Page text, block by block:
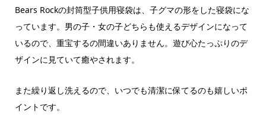
Bears Rockの封筒型子供用寝袋は、子グマの形をした寝袋にな
っています。男の子・女の子どちらも使えるデザインになって
いるので、重宝するの間違いありません。遊び心たっぷりのデ
ザインに見ていて癒やされます。
また繰り返し洗えるので、いつでも清潔に保てるのも嬉しいポ
イントです。